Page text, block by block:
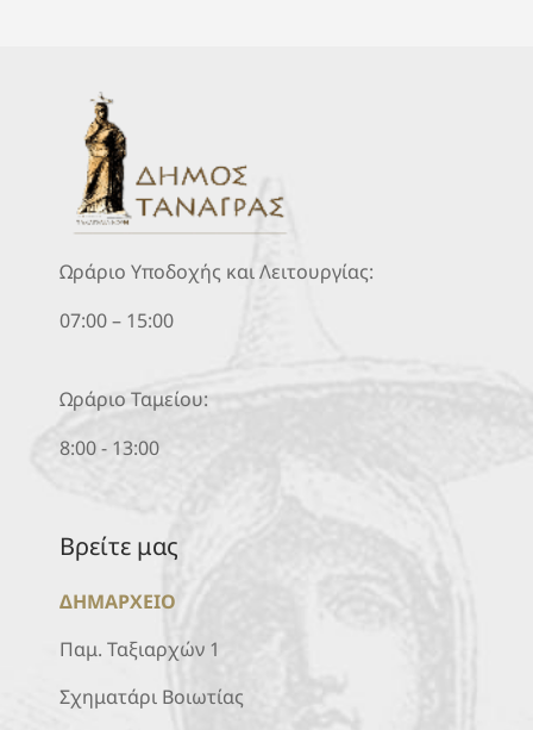
Ωράριο Υποδοχής και Λειτουργίας:
07:00 – 15:00
Ωράριο Ταμείου:
8:00 - 13:00
Βρείτε μας
ΔΗΜΑΡΧΕΙΟ
Παμ. Ταξιαρχών 1
Σχηματάρι Βοιωτίας